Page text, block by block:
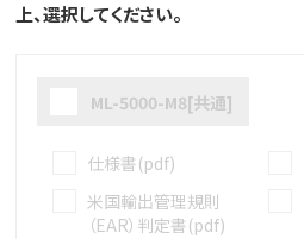
上、選択してください。
ML-5000-M8[共通]
仕様書(pdf)
米国輸出管理規則
（EAR）判定書(pdf)